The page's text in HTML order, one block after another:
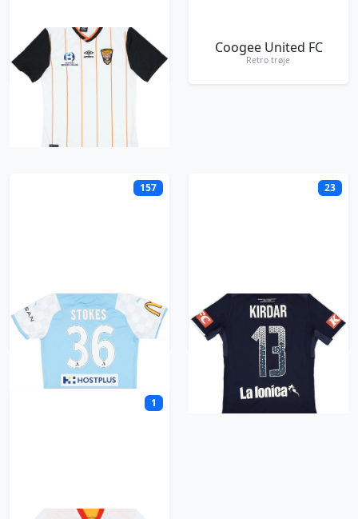
Camden Tigers FC
Retro trøje
Coogee United FC
Retro trøje
157
Melbourne City
Retro trøje
23
Melbourne Victory
Retro trøje
1